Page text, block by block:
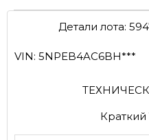
Детали лота:
VIN: 5NPEB4AC6BH***